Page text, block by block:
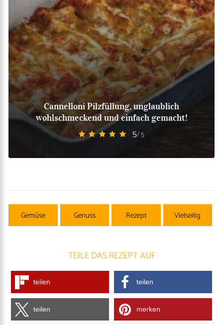
Cannelloni Pilzfüllung, unglaublich
wohlschmeckend und einfach gemacht!
5/ 5
Gemüse Genuss Rezept Vielseitig
TEILE DAS REZEPT AUF
teilen teilen
teilen merken